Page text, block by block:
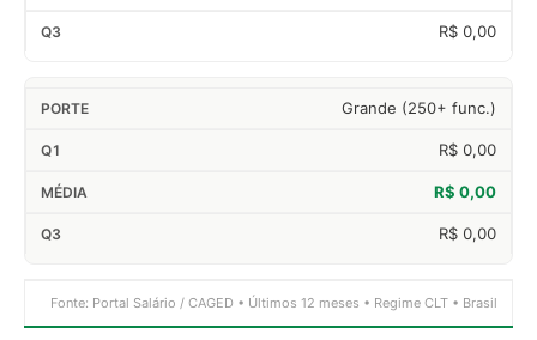
R$ 0,00
Grande (250+ func.)
R$ 0,00
R$ 0,00
R$ 0,00
Fonte: Portal Salário / CAGED • Últimos 12 meses • Regime CLT • Brasil